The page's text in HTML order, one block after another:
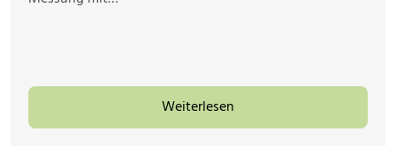
Weiterlesen